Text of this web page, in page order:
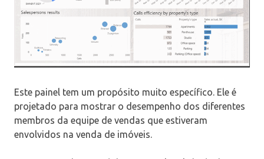
Este painel tem um propósito muito específico. Ele é
projetado para mostrar o desempenho dos diferentes
membros da equipe de vendas que estiveram
envolvidos na venda de imóveis.